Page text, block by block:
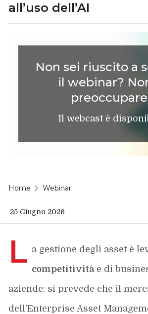
all’uso dell’AI
Non sei riuscito a
il webinar?
Il webcast è
Home Webinar
25 Giugno 2026
L a gestione degli asset è
competitività e di
aziende: si prevede che il
dell’Enterprise Asset